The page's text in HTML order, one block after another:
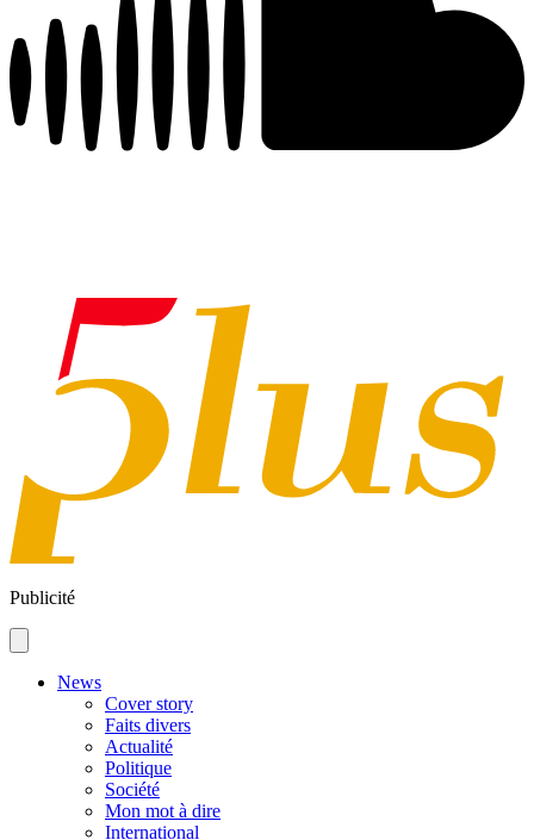
Publicité
News
Cover story
Faits divers
Actualité
Politique
Société
Mon mot à dire
International